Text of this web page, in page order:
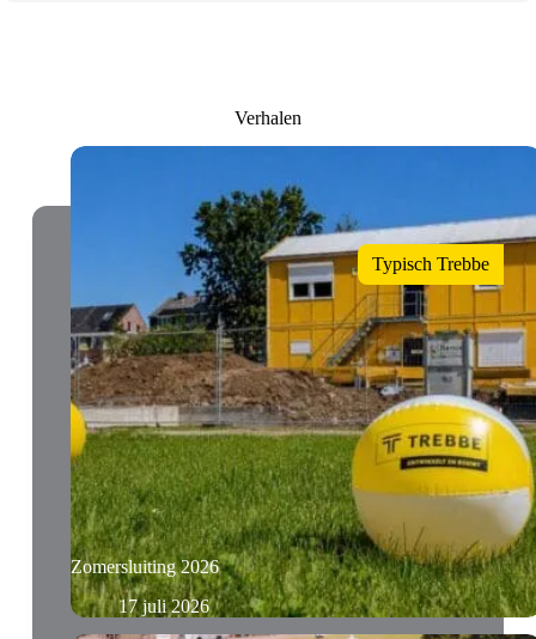
Verhalen
Typisch Trebbe
Zomersluiting 2026
17 juli 2026